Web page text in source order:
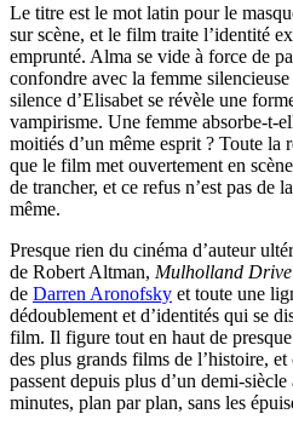
Le titre est le mot latin pour le
sur scène, et le film traite l’identité
emprunté. Alma se vide à force de
confondre avec la femme
silence d’Elisabet se révèle une
vampirisme. Une femme absorbe-t-
moitiés d’un même esprit ? Toute la
que le film met ouvertement en
de trancher, et ce refus n’est pas de
même.
Presque rien du cinéma d’auteur
de Robert Altman, Mulholland Drive
de Darren Aronofsky et toute une
dédoublement et d’identités qui se
film. Il figure tout en haut de
des plus grands films de l’histoire,
passent depuis plus d’un demi-
minutes, plan par plan, sans les